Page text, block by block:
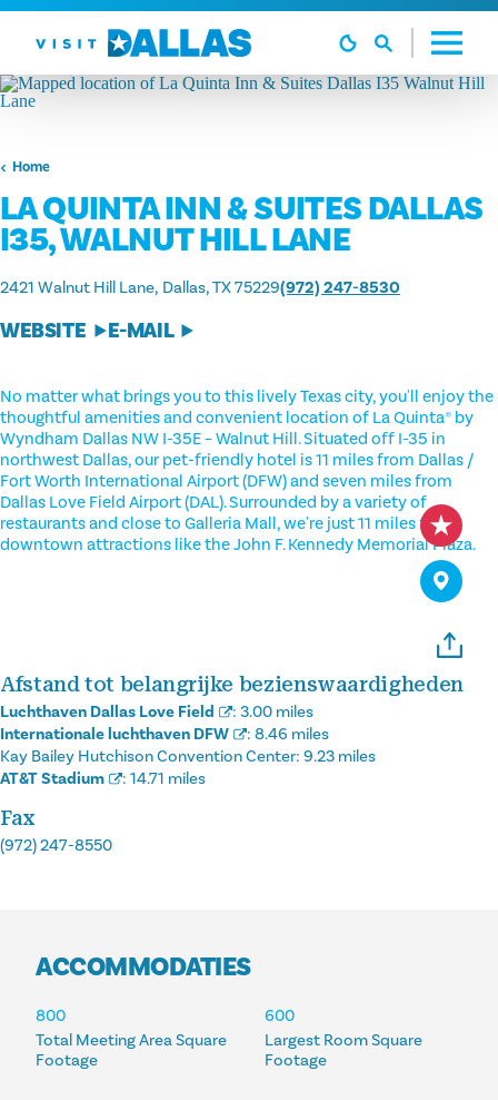
Ga naar de inhoud
Home
LA QUINTA INN & SUITES DALLAS
I35, WALNUT HILL LANE
2421 Walnut Hill Lane Dallas, TX 75229(972) 247-8530
WEBSITE E-MAIL
No matter what brings you to this lively Texas city, you'll enjoy the
thoughtful amenities and convenient location of La Quinta® by
Wyndham Dallas NW I-35E – Walnut Hill. Situated off I-35 in
northwest Dallas, our pet-friendly hotel is 11 miles from Dallas /
Fort Worth International Airport (DFW) and seven miles from
Dallas Love Field Airport (DAL). Surrounded by a variety of
restaurants and close to Galleria Mall, we're just 11 miles from
downtown attractions like the John F. Kennedy Memorial Plaza.
Afstand tot belangrijke bezienswaardigheden
Luchthaven Dallas Love Field : 3.00 miles
Internationale luchthaven DFW
: 8.46 miles
Kay Bailey Hutchison Convention Center: 9.23 miles
AT&T Stadium
: 14.71 miles
Fax
(972) 247-8550
ACCOMMODATIES
ACCOMMODATIES
Total Meeting Area Square
Footage
800
Largest Room Square
Footage
600